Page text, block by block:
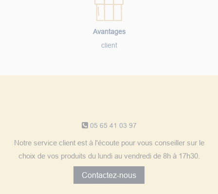
Avantages
client
05 65 41 03 97
Notre service client est à l'écoute pour vous conseiller sur le
choix de vos produits du lundi au vendredi de 8h à 17h30.
Contactez-nous